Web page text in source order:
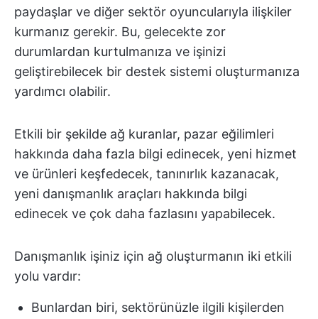
paydaşlar ve diğer sektör oyuncularıyla ilişkiler
kurmanız gerekir. Bu, gelecekte zor
durumlardan kurtulmanıza ve işinizi
geliştirebilecek bir destek sistemi oluşturmanıza
yardımcı olabilir.
Etkili bir şekilde ağ kuranlar, pazar eğilimleri
hakkında daha fazla bilgi edinecek, yeni hizmet
ve ürünleri keşfedecek, tanınırlık kazanacak,
yeni danışmanlık araçları hakkında bilgi
edinecek ve çok daha fazlasını yapabilecek.
Danışmanlık işiniz için ağ oluşturmanın iki etkili
yolu vardır:
Bunlardan biri, sektörünüzle ilgili kişilerden